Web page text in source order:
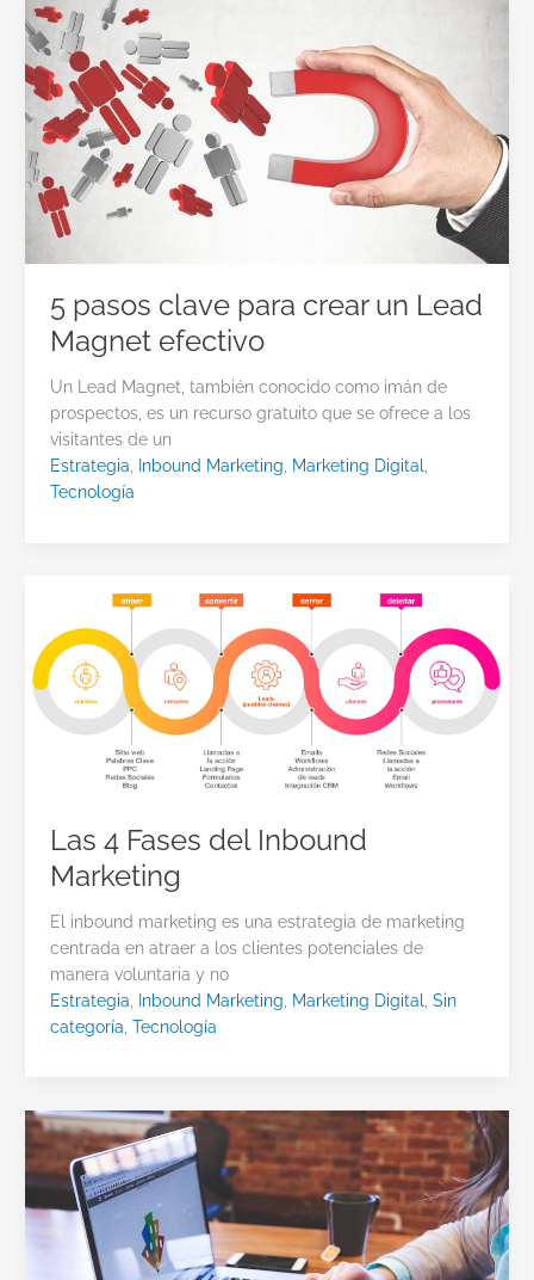
5 pasos clave para crear un Lead
Magnet efectivo
Un Lead Magnet, también conocido como imán de
prospectos, es un recurso gratuito que se ofrece a los
visitantes de un
Estrategia, Inbound Marketing, Marketing Digital,
Tecnología
Las 4 Fases del Inbound
Marketing
El inbound marketing es una estrategia de marketing
centrada en atraer a los clientes potenciales de
manera voluntaria y no
Estrategia
Inbound Marketing Marketing Digital
Sin
categoría Tecnología